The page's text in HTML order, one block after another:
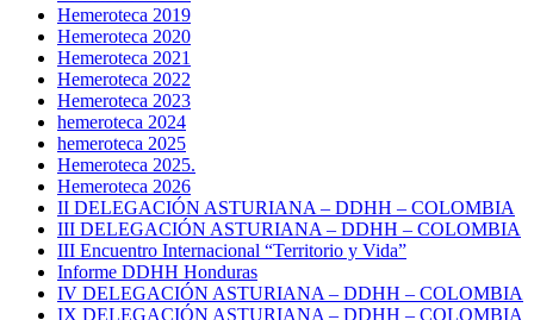
Hemeroteca 2019
Hemeroteca 2020
Hemeroteca 2021
Hemeroteca 2022
Hemeroteca 2023
hemeroteca 2024
hemeroteca 2025
Hemeroteca 2025.
Hemeroteca 2026
II DELEGACIÓN ASTURIANA – DDHH – COLOMBIA
III DELEGACIÓN ASTURIANA – DDHH – COLOMBIA
III Encuentro Internacional “Territorio y Vida”
Informe DDHH Honduras
IV DELEGACIÓN ASTURIANA – DDHH – COLOMBIA
IX DELEGACIÓN ASTURIANA – DDHH – COLOMBIA